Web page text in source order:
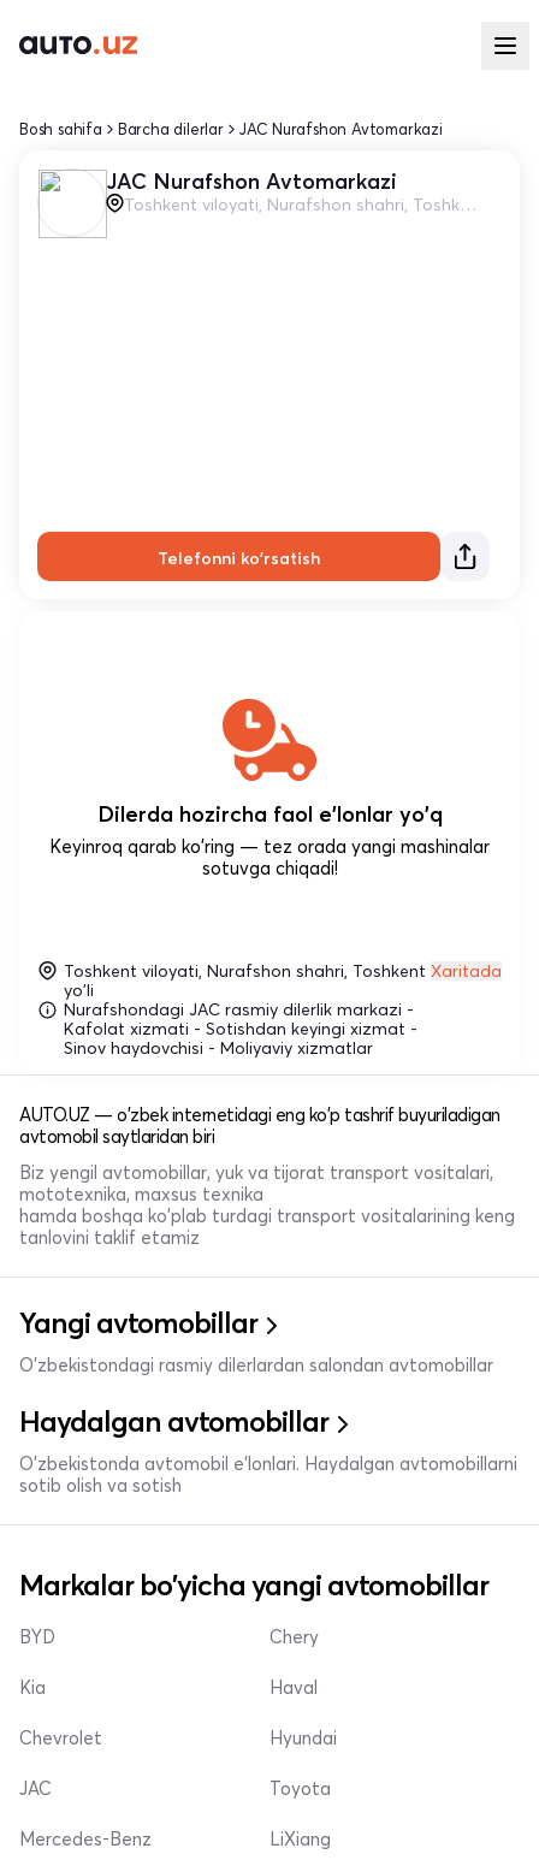
Bosh sahifa Barcha dilerlar JAC Nurafshon Avtomarkazi
JAC Nurafshon Avtomarkazi
Toshkent viloyati, Nurafshon shahri, Toshkent yo'li
Telefonni ko'rsatish
Xaritada
Toshkent viloyati, Nurafshon shahri, Toshkent
yo'li
Nurafshondagi JAC rasmiy dilerlik markazi -
Kafolat xizmati - Sotishdan keyingi xizmat -
Sinov haydovchisi - Moliyaviy xizmatlar
Dilerda hozircha faol e'lonlar yo'q
Keyinroq qarab ko'ring — tez orada yangi mashinalar
sotuvga chiqadi!
AUTO.UZ — o'zbek internetidagi eng ko'p tashrif buyuriladigan
avtomobil saytlaridan biri
Biz yengil avtomobillar, yuk va tijorat transport vositalari,
mototexnika, maxsus texnika
hamda boshqa ko'plab turdagi transport vositalarining keng
tanlovini taklif etamiz
Yangi avtomobillar
O'zbekistondagi rasmiy dilerlardan salondan avtomobillar
Haydalgan avtomobillar
O'zbekistonda avtomobil e’lonlari. Haydalgan avtomobillarni
sotib olish va sotish
Markalar bo'yicha yangi avtomobillar
BYD
Kia
Chevrolet
Chery
Haval
Hyundai
JAC
Mercedes-Benz
Toyota
LiXiang